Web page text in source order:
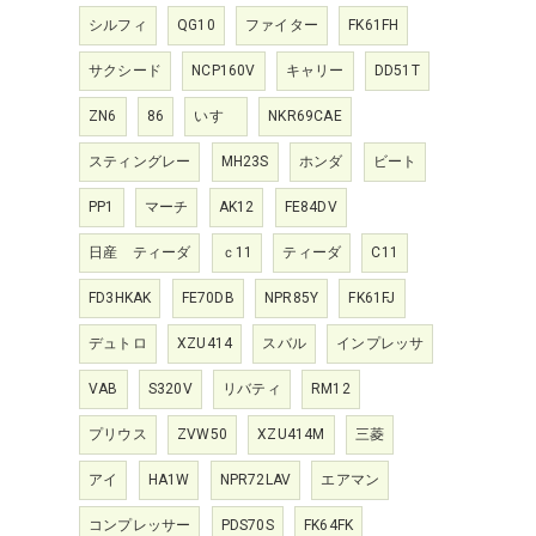
シルフィ QG10 ファイター FK61FH
サクシード NCP160V キャリー DD51T
ZN6 86 いすゞ NKR69CAE
スティングレー MH23S ホンダ ビート
PP1 マーチ AK12 FE84DV
日産 ティーダ ｃ11 ティーダ C11
FD3HKAK FE70DB NPR85Y FK61FJ
デュトロ XZU414 スバル インプレッサ
VAB S320V リバティ RM12
プリウス ZVW50 XZU414M 三菱
アイ HA1W NPR72LAV エアマン
コンプレッサー PDS70S FK64FK